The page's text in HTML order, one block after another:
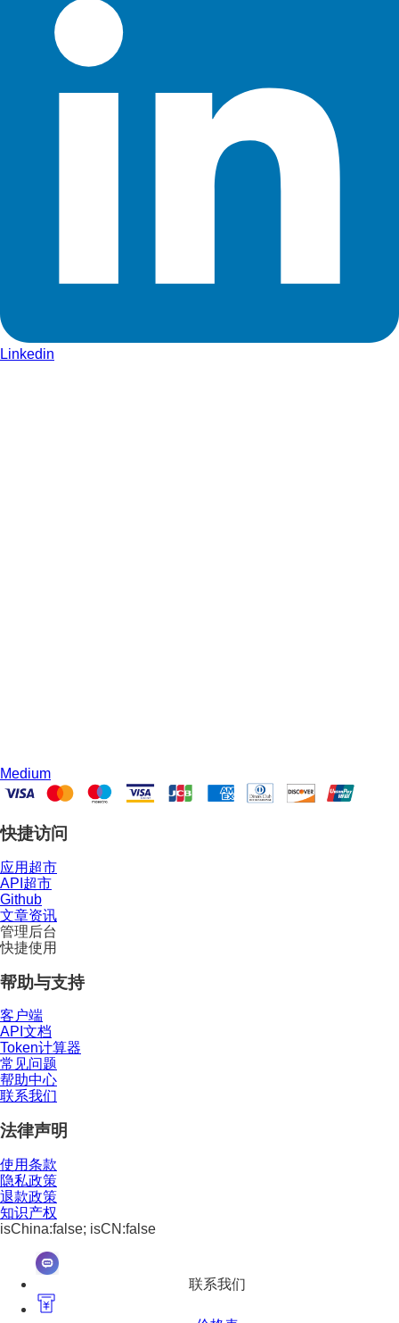
Linkedin
Medium
快捷访问
应用超市
API超市
Github
文章资讯
管理后台
快捷使用
帮助与支持
客户端
API文档
Token计算器
常见问题
帮助中心
联系我们
法律声明
使用条款
隐私政策
退款政策
知识产权
isChina:false; isCN:false
联系我们